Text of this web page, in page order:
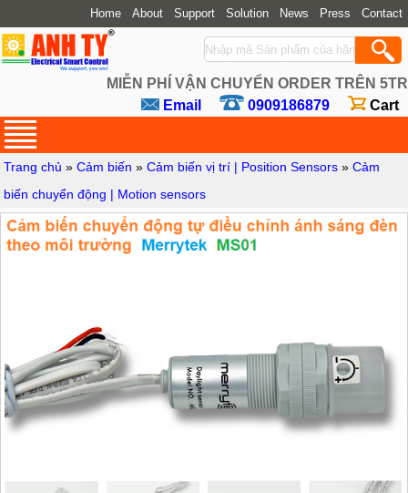
Home About Support Solution News Press Contact
MIỄN PHÍ VẬN CHUYỂN ORDER TRÊN 5TR
Email
0909186879 Cart
Trang chủ »Cảm biến »Cảm biến vị trí | Position Sensors »Cảm
biến chuyển động | Motion sensors